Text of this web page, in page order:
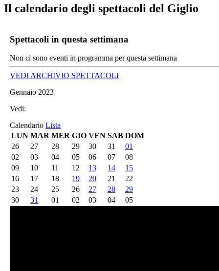
Il calendario degli spettacoli del Giglio
Spettacoli in questa settimana
Non ci sono eventi in programma per questa settimana
VEDI ARCHIVIO SPETTACOLI
Gennaio 2023
Vedi:
Calendario Lista
LUN MAR MER GIO VEN SAB DOM
26
27 28 29 30 31
01
02
03 04 05 06 07
08
09
10 11 12 13 14
15
16
17 18 19 20 21
22
23
24 25 26 27 28
29
30
31 01 02 03 04 05